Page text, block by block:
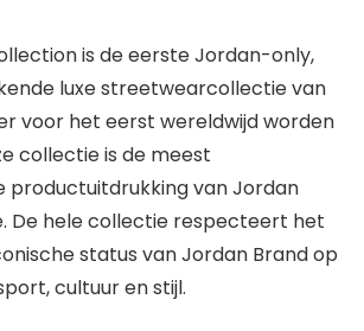
is de eerste Jordan-only,
luxe streetwearcollectie van
voor het eerst wereldwijd worden
collectie is de meest
productuitdrukking van Jordan
De hele collectie respecteert het
status van Jordan Brand op
cultuur en stijl.